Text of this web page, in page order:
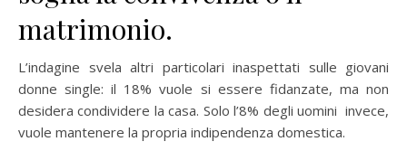
matrimonio.
L’indagine svela altri particolari inaspettati sulle giovani
donne single: il 18% vuole si essere fidanzate, ma non
desidera condividere la casa. Solo l’8% degli uomini invece,
vuole mantenere la propria indipendenza domestica.